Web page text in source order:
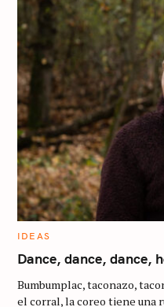
C
T
E
O
R
IDEAS
Dance, dance, dance,
Bumbumplac, taconazo,
el corral, la coreo tiene una
S
e